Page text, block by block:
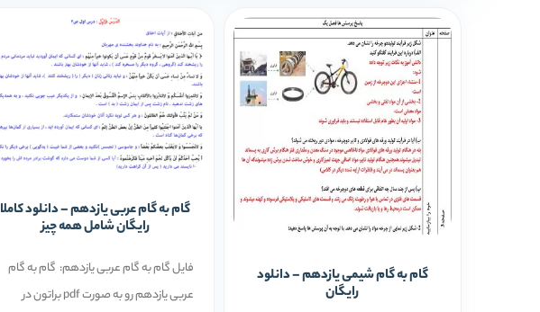
گام به گام شیمی یازدهم – دانلود
رایگان
گام به گام عربی یازدهم – دانلود کاملا
رایگان شامل همه چیز
فایل گام به گام عربی یازدهم: گام به گام
عربی یازدهم رو به صورت pdf براتون در